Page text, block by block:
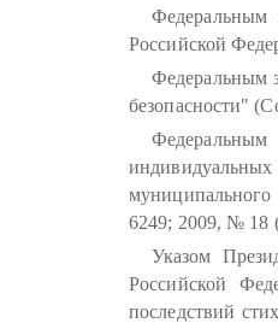
Российской
Федеральным
безопасности"
6249; 2009, № 18
Указом
Российской
последствий